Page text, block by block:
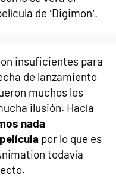
de ‘Digimon’.
insuficientes para
de lanzamiento
muchos los
ilusión. Hacía
nada
por lo que es
todavía